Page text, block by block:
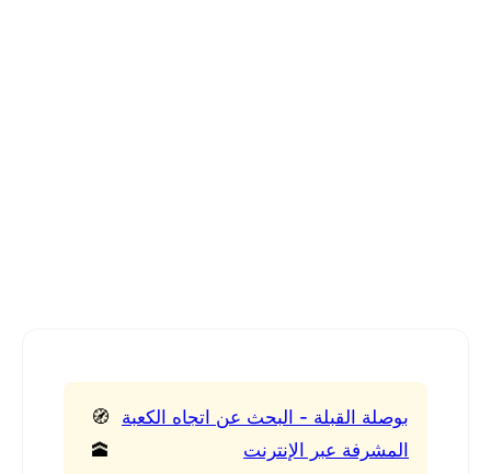
بوصلة القبلة - البحث عن اتجاه الكعبة
المشرفة عبر الإنترنت
🧭
🕋